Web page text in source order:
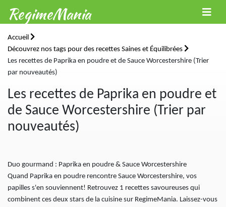
RegimeMania
Accueil
Découvrez nos tags pour des recettes Saines et Équilibrées
Les recettes de Paprika en poudre et de Sauce Worcestershire (Trier
par nouveautés)
Les recettes de Paprika en poudre et
de Sauce Worcestershire (Trier par
nouveautés)
Duo gourmand : Paprika en poudre & Sauce Worcestershire
Quand Paprika en poudre rencontre Sauce Worcestershire, vos
papilles s'en souviennent! Retrouvez 1 recettes savoureuses qui
combinent ces deux stars de la cuisine sur RegimeMania. Laissez-vous